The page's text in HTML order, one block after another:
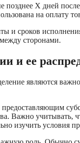
позднее X дней
на оплату
и сроков
сторонами.
и ее
являются
Важно
изучить условия